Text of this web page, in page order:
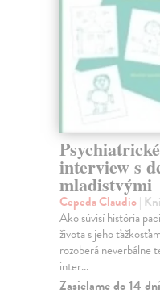
Psychiatrické
interview s
mladistvými
Cepeda Claudio|
Ako súvisí história
života s jeho
rozoberá neverbálne
inter...
Zasielame do 14 dní